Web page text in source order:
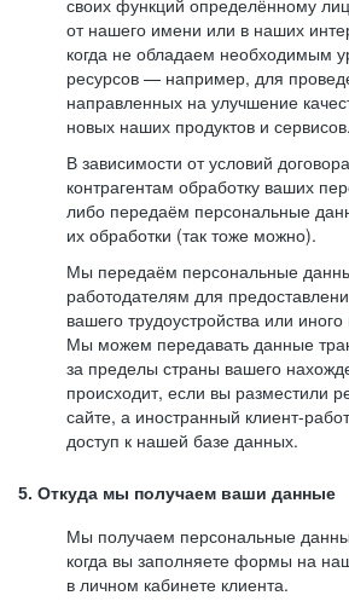
своих функций определённому
от нашего имени или в наших
когда не обладаем необходимым
ресурсов — например, для
направленных на улучшение
новых наших продуктов и сервисов.
В зависимости от условий
контрагентам обработку ваших
либо передаём персональные
их обработки (так тоже можно).
Мы передаём персональные
работодателям для
вашего трудоустройства или иного
Мы можем передавать данные
за пределы страны вашего
происходит, если вы разместили
сайте, а иностранный клиент-
доступ к нашей базе данных.
5. Откуда мы получаем ваши данные
Мы получаем персональные
когда вы заполняете формы на
в личном кабинете клиента.